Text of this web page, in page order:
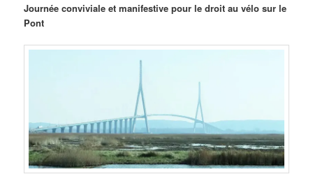
Journée conviviale et manifestive pour le droit au vélo sur le
Pont